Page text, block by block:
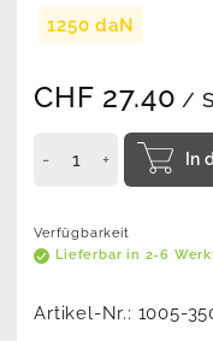
1250 daN
CHF 27.40 /
In
Verfügbarkeit
Lieferbar in 2-6
Artikel-Nr.: 1005-